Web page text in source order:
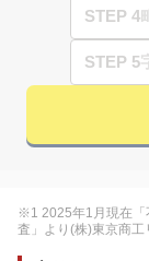
STEP 4
STEP 5
※1 2025年1月現在「
査」より(株)東京商工